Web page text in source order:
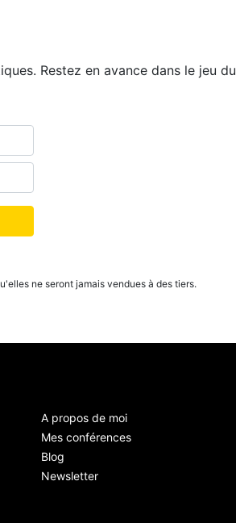
Restez en avance dans le jeu du
ne seront jamais vendues à des tiers.
A propos de moi
Mes conférences
Blog
Newsletter